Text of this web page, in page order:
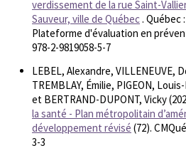
verdissement de la rue Saint-
Sauveur, ville de Québec. Québec
Plateforme d'évaluation en
978-2-9819058-5-7
LEBEL, Alexandre, VILLENEUVE,
TREMBLAY, Émilie, PIGEON,
et BERTRAND-DUPONT, Vicky
la santé - Plan métropolitain
développement révisé (72).
3-3